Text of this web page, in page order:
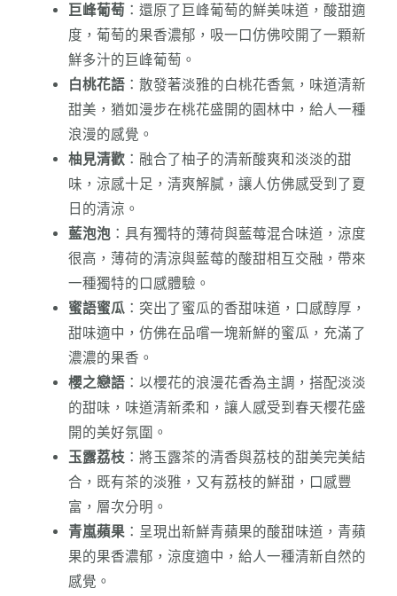
巨峰葡萄：還原了巨峰葡萄的鮮美味道，酸甜適
度，葡萄的果香濃郁，吸一口仿佛咬開了一顆新
鮮多汁的巨峰葡萄。
白桃花語：散發著淡雅的白桃花香氣，味道清新
甜美，猶如漫步在桃花盛開的園林中，給人一種
浪漫的感覺。
柚見清歡：融合了柚子的清新酸爽和淡淡的甜
味，涼感十足，清爽解膩，讓人仿佛感受到了夏
日的清涼。
藍泡泡：具有獨特的薄荷與藍莓混合味道，涼度
很高，薄荷的清涼與藍莓的酸甜相互交融，帶來
一種獨特的口感體驗。
蜜語蜜瓜 ：突出了蜜瓜的香甜味道，口感醇厚，
甜味適中，仿佛在品嚐一塊新鮮的蜜瓜，充滿了
濃濃的果香。
櫻之戀語：以櫻花的浪漫花香為主調，搭配淡淡
的甜味，味道清新柔和，讓人感受到春天櫻花盛
開的美好氛圍。
玉露荔枝 ：將玉露茶的清香與荔枝的甜美完美結
合，既有茶的淡雅，又有荔枝的鮮甜，口感豐
富，層次分明。
青嵐蘋果：呈現出新鮮青蘋果的酸甜味道，青蘋
果的果香濃郁，涼度適中，給人一種清新自然的
感覺。